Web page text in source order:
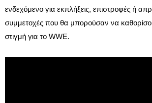
ενδεχόμενο για εκπλήξεις, επιστροφές ή
συμμετοχές που θα μπορούσαν να
στιγμή για το WWE.